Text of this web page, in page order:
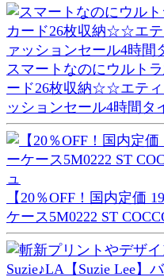
スマートなのにウルト
ード26枚収納☆☆エティ
ッションセール4時間タ
【20％OFF！国内定価
ケース5M0222 ST